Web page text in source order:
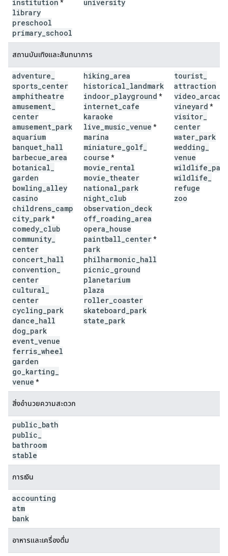
institution *
library
preschool
primary school
university
สถานบันเทิงและสันทนาการ
adventure
sports center
amphitheatre
amusement
center
amusement park
aquarium
banquet hall
barbecue area
botanical
garden
bowling alley
casino
childrens camp
city park*
comedy club
community
center
concert hall
convention
center
cultural
center
cycling park
dance hall
dog park
event venue
ferris wheel
garden
go karting
venue *
hiking area
historical landmark
indoor playground *
internet cafe
karaoke
live music venue *
marina
miniature golf
course *
movie rental
movie theater
national park
night club
observation deck
off roading area
opera house
paintball center*
park
philharmonic hall
picnic ground
planetarium
plaza
roller coaster
skateboard park
state park
tourist
attraction
video arcade
vineyard *
visitor
center
water park
wedding
venue
wildlife park
wildlife
refuge
zoo
สิ่งอำนวยความสะดวก
public bath
public
bathroom
stable
การเงิน
accounting
atm
bank
อาหารและเครื่องดื่ม